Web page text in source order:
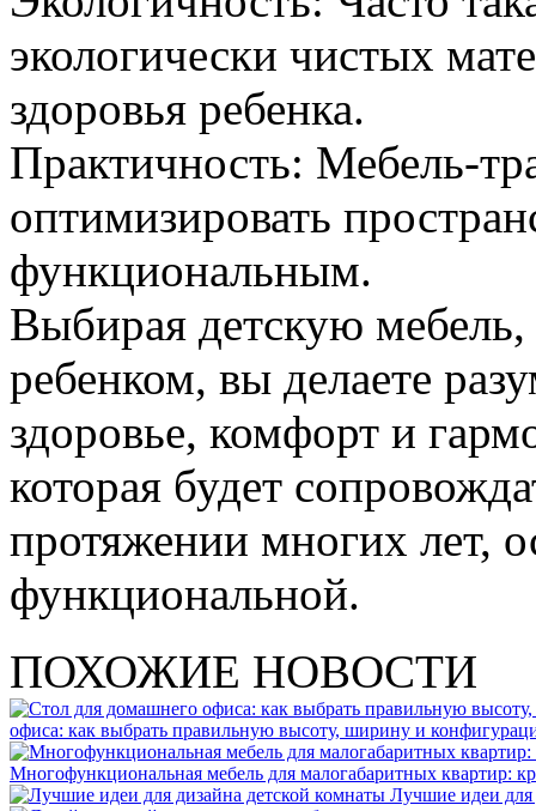
экологически чистых
здоровья ребенка.
Практичность: Мебель-
оптимизировать
функциональным.
Выбирая детскую мебель,
ребенком, вы делаете
здоровье, комфорт и
которая будет
протяжении многих лет,
функциональной.
ПОХОЖИЕ НОВОСТИ
офиса: как выбрать правильную высоту, ширину и
Многофункциональная мебель для малогабаритных квартир:
Лучшие идеи для